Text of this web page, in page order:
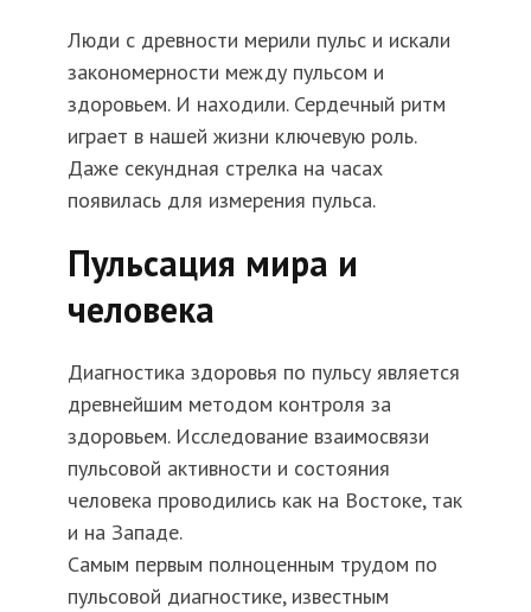
Люди с древности мерили пульс и искали
закономерности между пульсом и
здоровьем. И находили. Сердечный ритм
играет в нашей жизни ключевую роль.
Даже секундная стрелка на часах
появилась для измерения пульса.
Пульсация мира и
человека
Диагностика здоровья по пульсу является
древнейшим методом контроля за
здоровьем. Исследование взаимосвязи
пульсовой активности и состояния
человека проводились как на Востоке, так
и на Западе.
Самым первым полноценным трудом по
пульсовой диагностике, известным